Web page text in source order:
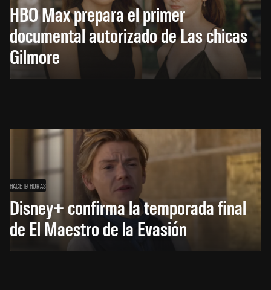
HBO Max prepara el primer
documental autorizado de Las chicas
Gilmore
HACE 19 HORAS
Disney+ confirma la temporada final
de El Maestro de la Evasión